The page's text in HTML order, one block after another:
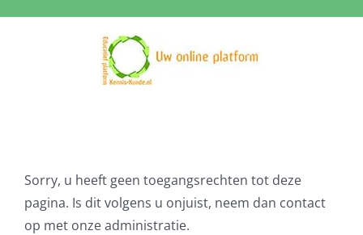
Sorry, u heeft geen toegangsrechten tot deze
pagina. Is dit volgens u onjuist, neem dan contact
op met onze administratie.